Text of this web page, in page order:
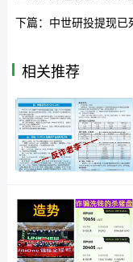
下篇： 中世研投提现已死！你
相关推荐